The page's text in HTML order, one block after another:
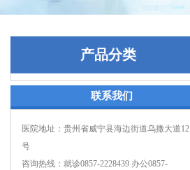
产品分类
联系我们
医院地址：贵州省威宁县海边街道乌撒大道12
号
咨询热线：就诊0857-2228439 办公0857-